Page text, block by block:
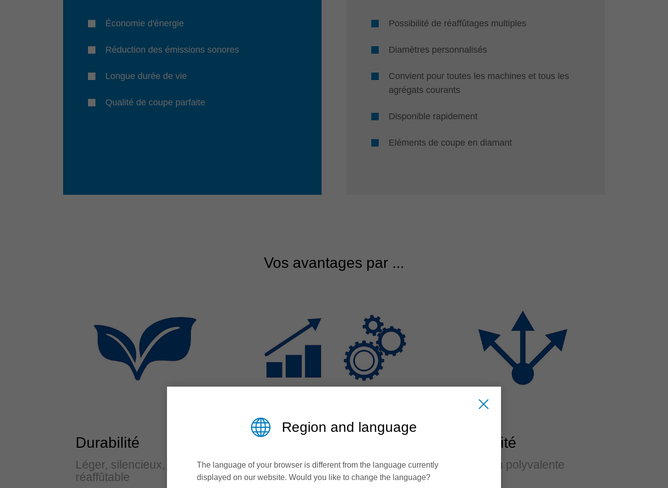
Économie d'énergie
Réduction des émissions sonores
Longue durée de vie
Qualité de coupe parfaite
Possibilité de réaffûtages multiples
Diamètres personnalisés
Convient pour toutes les machines et tous les
agrégats courants
Disponible rapidement
Eléments de coupe en diamant
Vos avantages par ...
Durabilité
Léger, silencieux,
réaffûtable
Productivité
Dynamique sur la machine
Flexibilité
Utilisation polyvalente
Region and language
The language of your browser is different from the language currently
displayed on our website. Would you like to change the language?